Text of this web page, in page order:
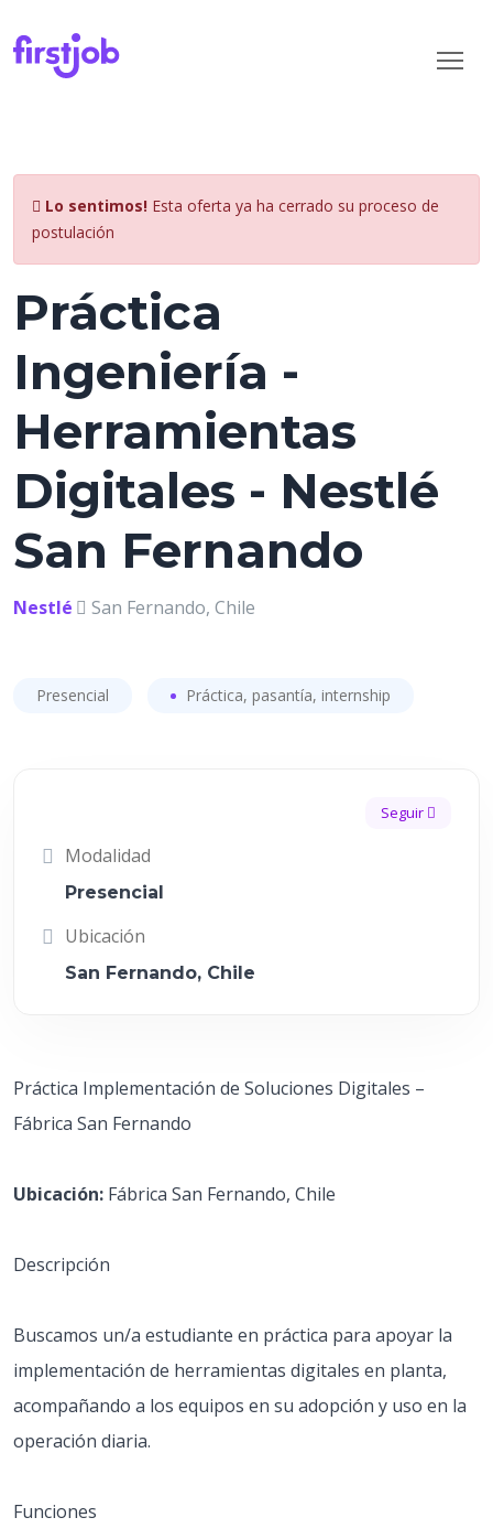
Lo sentimos! Esta oferta ya ha cerrado su proceso de
postulación
Práctica
Ingeniería -
Herramientas
Digitales - Nestlé
San Fernando
Nestlé San Fernando, Chile
Presencial Práctica, pasantía, internship
Seguir
Modalidad
Presencial
Ubicación
San Fernando, Chile
Práctica Implementación de Soluciones Digitales –
Fábrica San Fernando
Ubicación: Fábrica San Fernando, Chile
Descripción
Buscamos un/a estudiante en práctica para apoyar la
implementación de herramientas digitales en planta,
acompañando a los equipos en su adopción y uso en la
operación diaria.
Funciones